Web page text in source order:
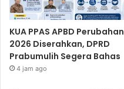
KUA PPAS APBD Perubahan
2026 Diserahkan, DPRD
Prabumulih Segera Bahas
4 jam ago